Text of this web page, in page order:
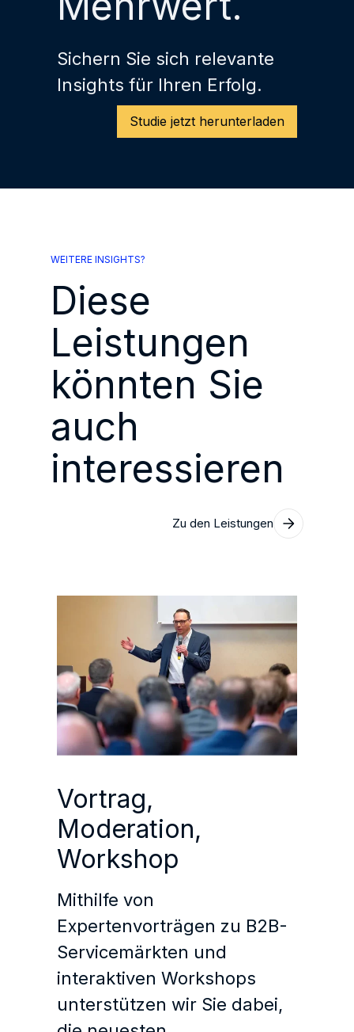
Sichern Sie sich relevante
Insights für Ihren Erfolg.
Studie jetzt herunterladen
WEITERE INSIGHTS?
Diese
Leistungen
könnten Sie
auch
interessieren
Zu den Leistungen
Vortrag,
Moderation,
Workshop
Mithilfe von
Expertenvorträgen zu B2B-
Servicemärkten und
interaktiven Workshops
unterstützen wir Sie dabei,